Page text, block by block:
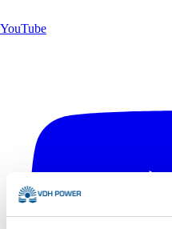
YouTube